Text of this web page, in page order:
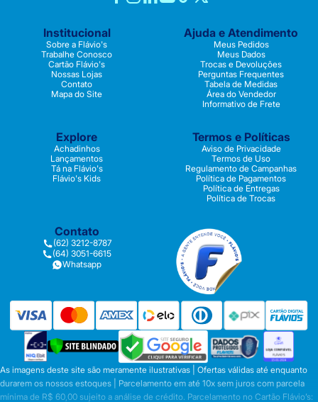
Institucional
Sobre a Flávio's
Trabalhe Conosco
Cartão Flávio's
Nossas Lojas
Contato
Mapa do Site
Ajuda e Atendimento
Meus Pedidos
Meus Dados
Trocas e Devoluções
Perguntas Frequentes
Tabela de Medidas
Área do Vendedor
Informativo de Frete
Explore
Achadinhos
Lançamentos
Tá na Flávio's
Flávio's Kids
Termos e Políticas
Aviso de Privacidade
Termos de Uso
Regulamento de Campanhas
Política de Pagamentos
Política de Entregas
Política de Trocas
Contato
(62) 3212-8787
(64) 3051-6615
Whatsapp
As imagens deste site são meramente ilustrativas | Ofertas válidas até enquanto
durarem os nossos estoques | Parcelamento em até 10x sem juros com parcela
mínima de R$ 60,00 sujeito a análise de crédito. Parcelamento no Cartão Flávio’s: